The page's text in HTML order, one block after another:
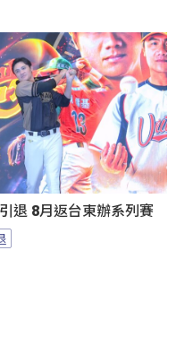
退 8月返台東辦系列賽